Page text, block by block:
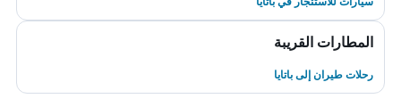
المطارات القريبة
رحلات طيران إلى باتايا